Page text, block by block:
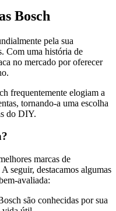
Bosch
pela sua
Com uma história de
no mercado por oferecer
frequentemente elogiam a
tornando-a uma escolha
do DIY.
marcas de
seguir, destacamos algumas
avaliada:
são conhecidas por sua